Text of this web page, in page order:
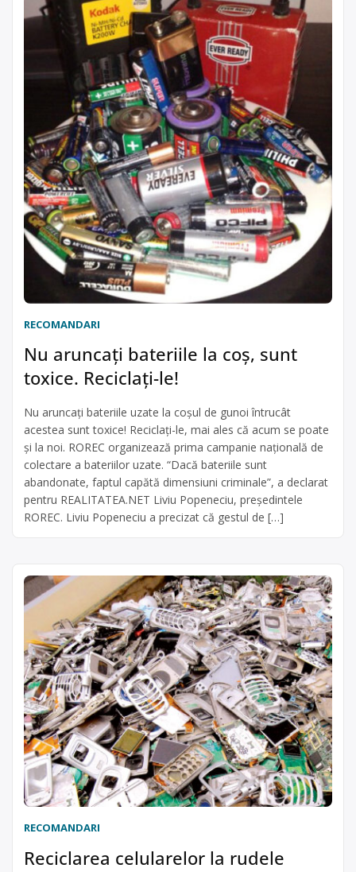
RECOMANDARI
Nu aruncaţi bateriile la coş, sunt
toxice. Reciclaţi-le!
Nu aruncaţi bateriile uzate la coşul de gunoi întrucât
acestea sunt toxice! Reciclaţi-le, mai ales că acum se poate
şi la noi. ROREC organizează prima campanie naţională de
colectare a bateriilor uzate. “Dacă bateriile sunt
abandonate, faptul capătă dimensiuni criminale”, a declarat
pentru REALITATEA.NET Liviu Popeneciu, preşedintele
ROREC. Liviu Popeneciu a precizat că gestul de […]
RECOMANDARI
Reciclarea celularelor la rudele